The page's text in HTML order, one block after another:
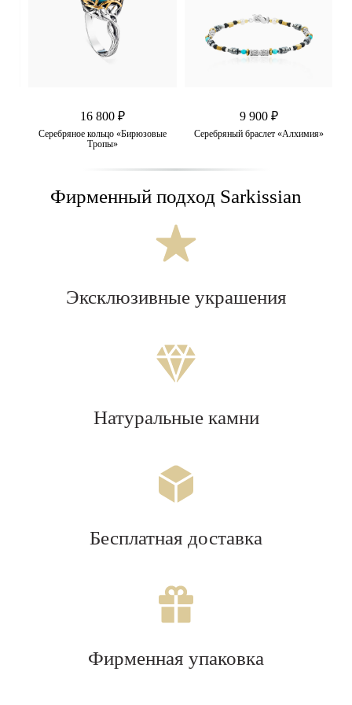
16 800 ₽
Серебряное кольцо «Бирюзовые
Тропы»
9 900 ₽
Серебряный браслет «Алхимия»
Фирменный подход Sarkissian
Эксклюзивные украшения
Натуральные камни
Бесплатная доставка
Фирменная упаковка